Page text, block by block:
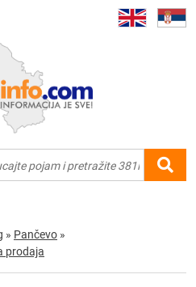
» Pančevo »
prodaja